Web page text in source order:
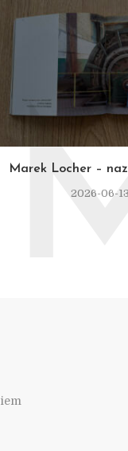
Marek Locher –
2026-06-13